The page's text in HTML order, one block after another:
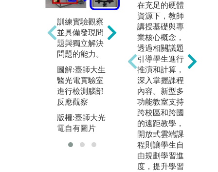
訓練實驗觀察
並具備發現問
題與獨立解決
問題的能力。
圖解:臺師大生
醫光電實驗室
進行檢測腦部
反應觀察
版權:臺師大光
電自有圖片
光學基礎實
驗，訓練動手
實驗操作能
力。
圖解:實驗介紹
版權:臺師大光
電自有圖片
在充足的硬體
資源下，教師
講授基礎與專
業核心概念，
透過相關議題
引導學生進行
推演和計算，
深入掌握課程
內容。新型多
功能教室支持
跨校區和跨國
的遠距教學，
開放式雲端課
程則讓學生自
由規劃學習進
度，提升學習